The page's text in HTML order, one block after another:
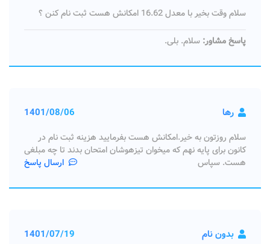
سلام وقت بخیر با معدل 16.62 امکانش هست ثبت نام کنن ؟
پاسخ مشاور: سلام. بلی.
رها 1401/08/06
سلام روزتون به خیر.امکانش هست بفرمایید هزینه ثبت نام در
کانون برای پایه نهم که میخوان تیزهوشان امتحان بدند تا چه مبلغی
هست. سپاس
ارسال پاسخ
بدون نام 1401/07/19